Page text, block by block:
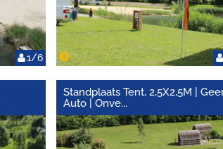
1/6
Standplaats Tent, 2,5X2,5M |
Auto | Onve...